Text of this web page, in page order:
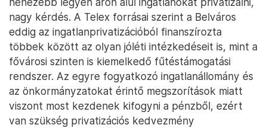
nagy kérdés. A Telex forrásai szerint a Belváros
eddig az ingatlanprivatizációból finanszírozta
többek között az olyan jóléti intézkedéseit is, mint a
fővárosi szinten is kiemelkedő fűtéstámogatási
rendszer. Az egyre fogyatkozó ingatlanállomány és
az önkormányzatokat érintő megszorítások miatt
viszont most kezdenek kifogyni a pénzből, ezért
van szükség privatizációs kedvezmény